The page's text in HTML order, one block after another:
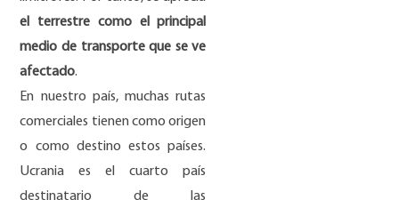
el terrestre como el principal
medio de transporte que se ve
afectado.
En nuestro país, muchas rutas
comerciales tienen como origen
o como destino estos países.
Ucrania es el cuarto país
destinatario de las